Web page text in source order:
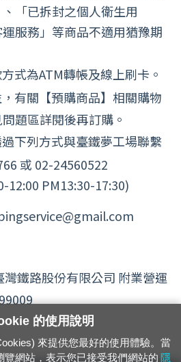
「已拆封之個人衛生用
服務」等商品不適用猶豫期
式為ATM轉帳及線上刷卡。
有關【預購商品】相關購物
題區詳閱後再訂購。
下列方式與臺鐵夢工場聯繫
或 02-24560522
12:00 PM13:30-17:30)
鐵路股份有限公司 附業營運
的使用說明
來提供您最好的使用體驗。當
覽網站，表示您已接受我們網站的 隱